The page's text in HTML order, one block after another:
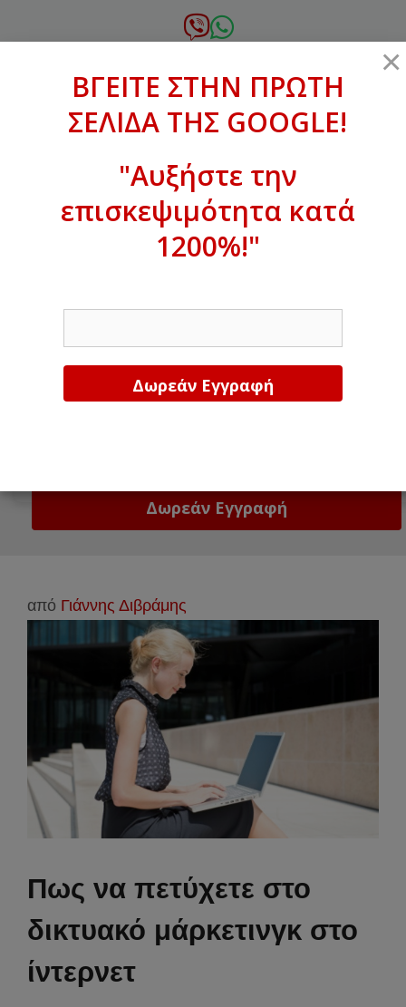
σε
xanthogenous@gmail.com
ΒΓΕΙΤΕ ΣΤΗΝ ΠΡΩΤΗ ΣΕΛΙΔΑ ΤΗΣ
GOOGLE!
από Γιάννης Διβράμης
Πως να πετύχετε στο
δικτυακό μάρκετινγκ στο
ίντερνετ
×
ΒΓΕΙΤΕ ΣΤΗΝ ΠΡΩΤΗ
ΣΕΛΙΔΑ ΤΗΣ GOOGLE!
"Αυξήστε την
επισκεψιμότητα κατά
1200%!"